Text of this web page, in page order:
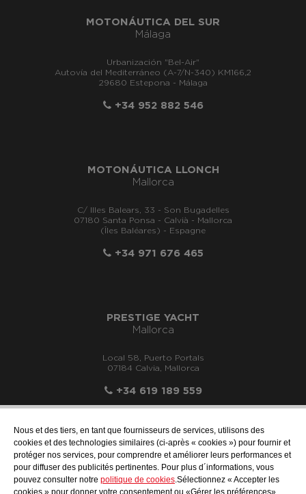
Nous et des tiers, en tant que fournisseurs de services, utilisons des
cookies et des technologies similaires (ci-après « cookies ») pour fournir et
protéger nos services, pour comprendre et améliorer leurs performances et
pour diffuser des publicités pertinentes. Pour plus d´informations, vous
pouvez consulter notre politique de cookies.Sélectionnez « Accepter les
cookies » pour donner votre consentement ou «Gérer les préférences»
MOTONÁUTICA DEL SUR
Málaga
Urbanización "Bel-Air"
Autovía del Mediterráneo (A-7/N-340) KM166,2
29680 Estepona - Málaga
+34 952 882 546
MOTONÁUTICA LLONCH
Mallorca
C/ Illes Balears, 33 - Son Bugadelles
07180 Santa Ponsa - Calvià - Mallorca
(Îles Baléares) - Espagne
+34 971 676 465
PRESTIGE YACHT
Mallorca
Local 58, Puerto Portals
07184 Calvia, Mallorca
+34 619 189 559
info@motonauticallonch.com